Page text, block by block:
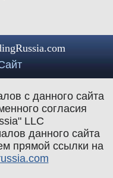
с данного сайта
согласия
LLC
данного сайта
прямой ссылки на